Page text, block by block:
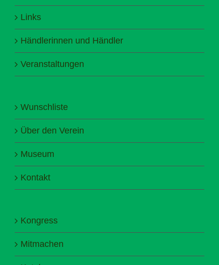
Links
Händlerinnen und Händler
Veranstaltungen
Wunschliste
Über den Verein
Museum
Kontakt
Kongress
Mitmachen